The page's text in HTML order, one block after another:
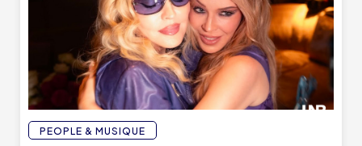
PEOPLE & MUSIQUE